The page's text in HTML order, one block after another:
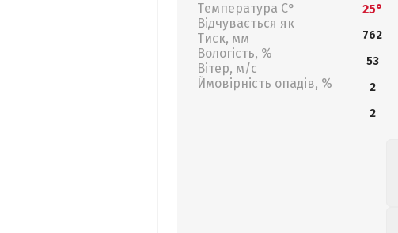
Температура С°
Відчувається як
Тиск, мм
Вологість, %
Вітер, м/с
Ймовірність опадів, %
25°
762
53
2
2